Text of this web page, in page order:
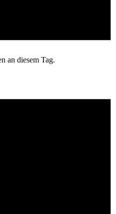
an diesem Tag.